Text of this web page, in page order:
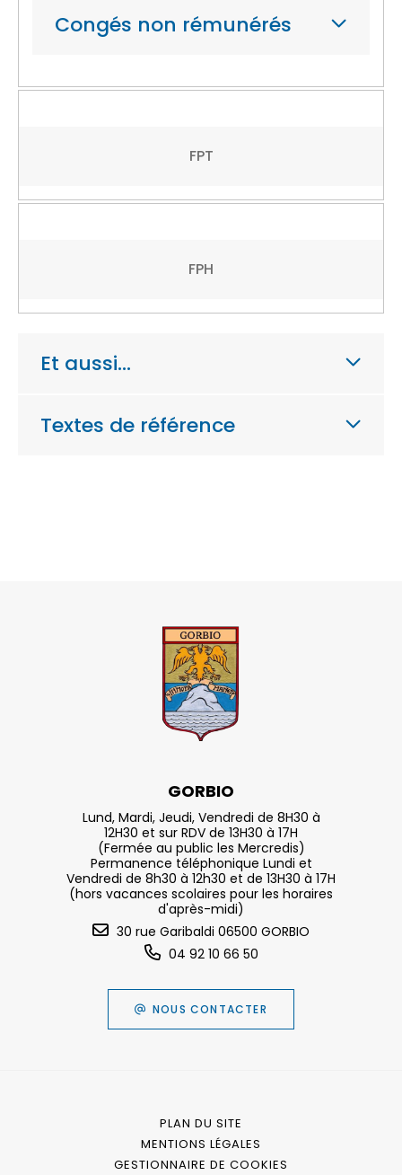
Congés non rémunérés
FPT
FPH
Et aussi…
Textes de référence
GORBIO
Lund, Mardi, Jeudi, Vendredi de 8H30 à
12H30 et sur RDV de 13H30 à 17H
(Fermée au public les Mercredis)
Permanence téléphonique Lundi et
Vendredi de 8h30 à 12h30 et de 13H30 à 17H
(hors vacances scolaires pour les horaires
d'après-midi)
30 rue Garibaldi 06500 GORBIO
04 92 10 66 50
NOUS CONTACTER
PLAN DU SITE
MENTIONS LÉGALES
GESTIONNAIRE DE COOKIES